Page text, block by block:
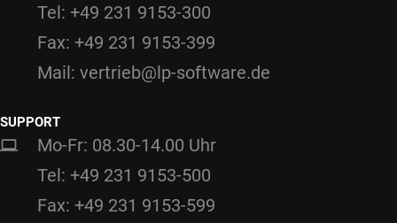
Tel: +49 231 9153-300
Fax: +49 231 9153-399
Mail: vertrieb@lp-software.de
SUPPORT
Mo-Fr: 08.30-14.00 Uhr
Tel: +49 231 9153-500
Fax: +49 231 9153-599